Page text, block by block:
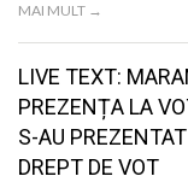
MAI MULT →
LIVE TEXT:
PREZENȚA LA
S-AU
DREPT DE VOT